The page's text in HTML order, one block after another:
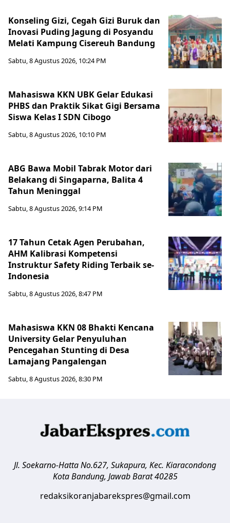
Konseling Gizi, Cegah Gizi Buruk dan
Inovasi Puding Jagung di Posyandu
Melati Kampung Cisereuh Bandung
Sabtu, 8 Agustus 2026, 10:24 PM
Mahasiswa KKN UBK Gelar Edukasi
PHBS dan Praktik Sikat Gigi Bersama
Siswa Kelas I SDN Cibogo
Sabtu, 8 Agustus 2026, 10:10 PM
ABG Bawa Mobil Tabrak Motor dari
Belakang di Singaparna, Balita 4
Tahun Meninggal
Sabtu, 8 Agustus 2026, 9:14 PM
17 Tahun Cetak Agen Perubahan,
AHM Kalibrasi Kompetensi
Instruktur Safety Riding Terbaik se-
Indonesia
Sabtu, 8 Agustus 2026, 8:47 PM
Mahasiswa KKN 08 Bhakti Kencana
University Gelar Penyuluhan
Pencegahan Stunting di Desa
Lamajang Pangalengan
Sabtu, 8 Agustus 2026, 8:30 PM
Jl. Soekarno-Hatta No.627, Sukapura, Kec. Kiaracondong
Kota Bandung, Jawab Barat 40285
redaksikoranjabarekspres@gmail.com